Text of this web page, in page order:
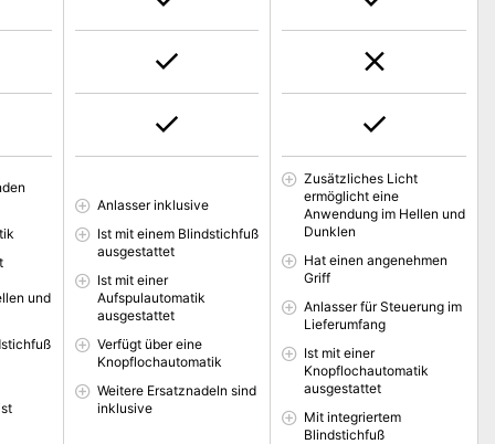
und
Anlasser inklusive
Ist mit einem Blindstichfuß
ausgestattet
Ist mit einer
Aufspulautomatik
ausgestattet
Verfügt über eine
Knopflochautomatik
Weitere Ersatznadeln sind
inklusive
Zusätzliches Licht
ermöglicht eine
Anwendung im Hellen und
Dunklen
Hat einen angenehmen
Griff
Anlasser für Steuerung im
Lieferumfang
Ist mit einer
Knopflochautomatik
ausgestattet
Mit integriertem
Blindstichfuß